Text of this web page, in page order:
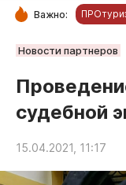
РУБРИКИ
Новости
Статьи
Народные
Авто и
Важно:
Новости партнеров
судебной
15.04.2021, 11:17